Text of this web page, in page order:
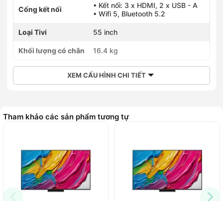
Cổng kết nối
• Kết nối: 3 x HDMI, 2 x USB - A
• Wifi 5, Bluetooth 5.2
Loại Tivi 55 inch
Khối lượng có chân 16.4 kg
XEM CẤU HÌNH CHI TIẾT
Tham khảo các sản phẩm tương tự